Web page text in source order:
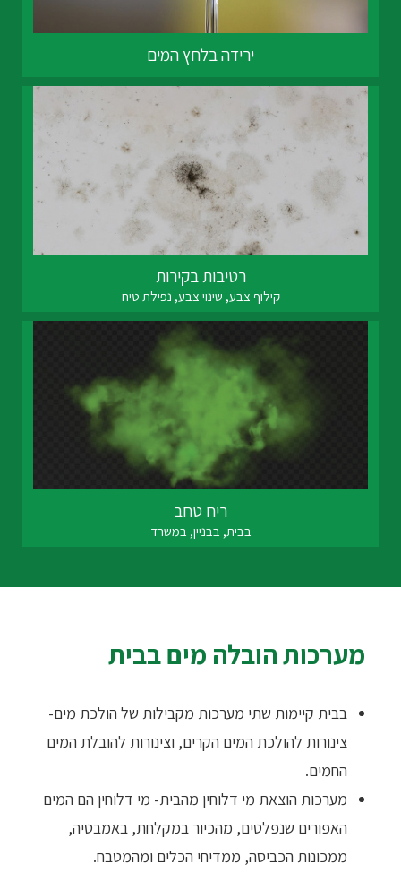
ירידה בלחץ המים
רטיבות בקירות
קילוף צבע, שינוי צבע, נפילת טיח
ריח טחב
בבית, בבניין, במשרד
מערכות הובלה מים בבית
בבית קיימות שתי מערכות מקבילות של הולכת מים-
צינורות להולכת המים הקרים, וצינורות להובלת המים
החמים.
מערכות הוצאת מי דלוחין מהבית- מי דלוחין הם המים
האפורים שנפלטים, מהכיור במקלחת, באמבטיה,
ממכונות הכביסה, ממדיחי הכלים ומהמטבח.